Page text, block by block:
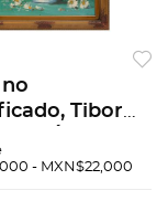
Tibor
Firmado
- MXN$22,000